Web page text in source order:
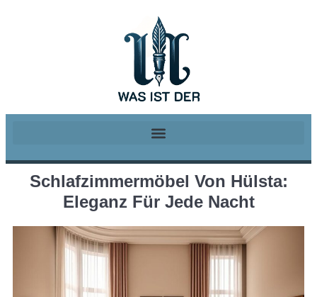
Schlafzimmermöbel Von Hülsta:
Eleganz Für Jede Nacht